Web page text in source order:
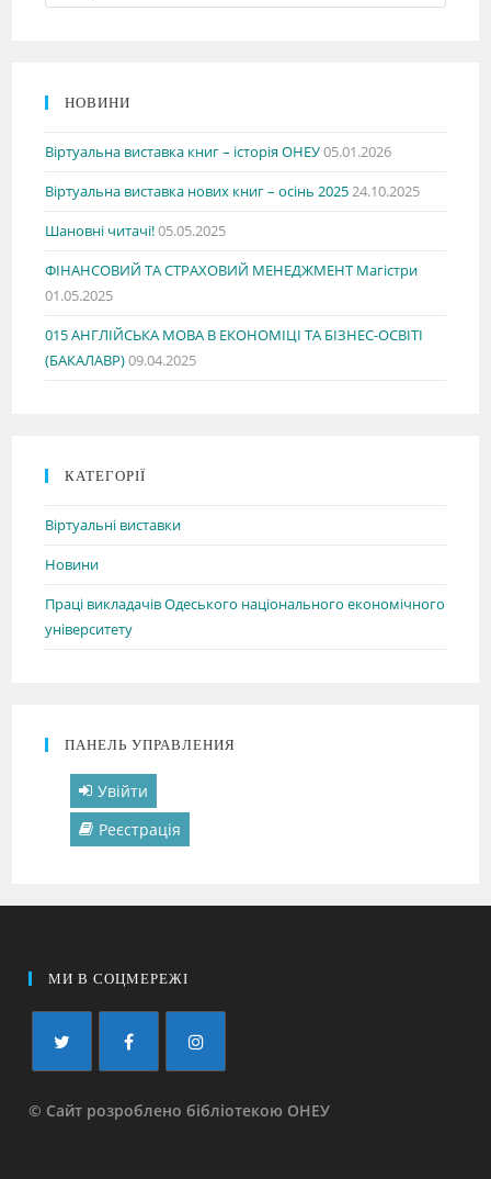
НОВИНИ
Віртуальна виставка книг – історія ОНЕУ05.01.2026
Віртуальна виставка нових книг – осінь 202524.10.2025
Шановні читачі!05.05.2025
ФІНАНСОВИЙ ТА СТРАХОВИЙ МЕНЕДЖМЕНТ Магістри
01.05.2025
015 АНГЛІЙСЬКА МОВА В ЕКОНОМІЦІ ТА БІЗНЕС-ОСВІТІ
(БАКАЛАВР)09.04.2025
КАТЕГОРІЇ
Віртуальні виставки
Новини
Праці викладачів Одеського національного економічного
університету
ПАНЕЛЬ УПРАВЛЕНИЯ
Увійти
Реєстрація
МИ В СОЦМЕРЕЖІ
© Сайт розроблено бібліотекою ОНЕУ